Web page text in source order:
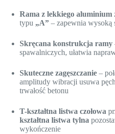
Rama z lekkiego aluminium
typu „A” – zapewnia wysoką
Skręcana konstrukcja ramy
spawalniczych, ułatwia
Skuteczne zagęszczanie –
amplitudy wibracji usuwa
trwałość betonu
T-kształtna listwa czołowa
kształtna listwa tylna
wykończenie